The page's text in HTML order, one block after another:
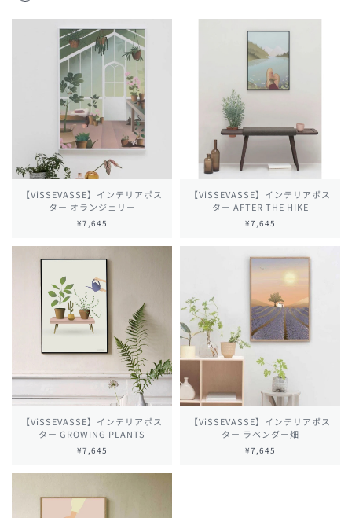
【ViSSEVASSE】インテリアポス
ター オランジェリー
¥7,645
【ViSSEVASSE】インテリアポス
ター AFTER THE HIKE
¥7,645
【ViSSEVASSE】インテリアポス
ター GROWING PLANTS
¥7,645
【ViSSEVASSE】インテリアポス
ター ラベンダー畑
¥7,645